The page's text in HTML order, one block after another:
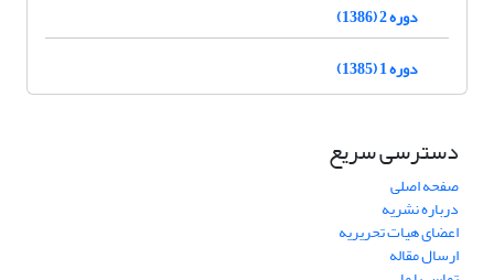
دوره 2 (1386)
دوره 1 (1385)
دسترسی سریع
صفحه اصلی
درباره نشریه
اعضای هیات تحریریه
ارسال مقاله